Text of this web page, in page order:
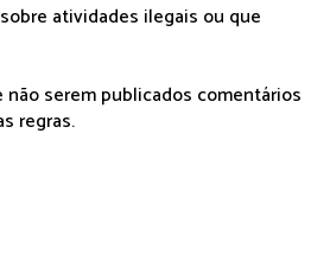
atividades ilegais ou que
serem publicados comentários
regras.